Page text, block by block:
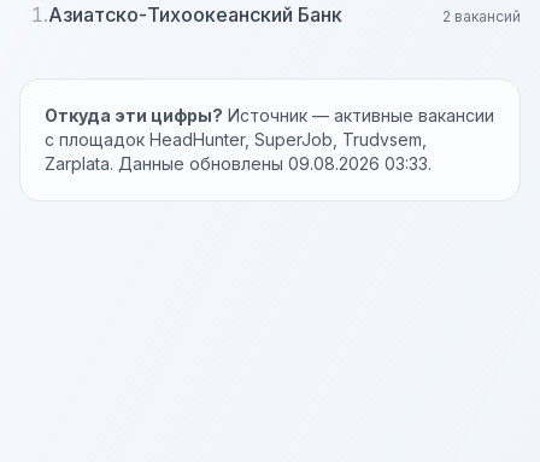
1.Азиатско-Тихоокеанский Банк 2 вакансий
Откуда эти цифры? Источник — активные вакансии
с площадок HeadHunter, SuperJob, Trudvsem,
Zarplata. Данные обновлены 09.08.2026 03:33.